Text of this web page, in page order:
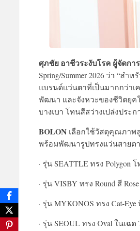
ศุภชัย อาชีวระงับโรค ผู้จัดกา
Spring/Summer 2026 ว่า “ส
แบรนด์แว่นตาที่เป็นมากกว่าเ
พัฒนา และจังหวะของชีวิตยุค
บางเบา โทนสีสว่างเปล่งปร
BOLON เลือกใช้วัสดุคุณภาพ
พร้อมพัฒนารูปทรงแว่นสายต
· รุ่น SEATTLE ทรง Polygon
· รุ่น VISBY ทรง Round สี
· รุ่น MYKONOS ทรง Cat-
· รุ่น SEOUL ทรง Oval ในเ